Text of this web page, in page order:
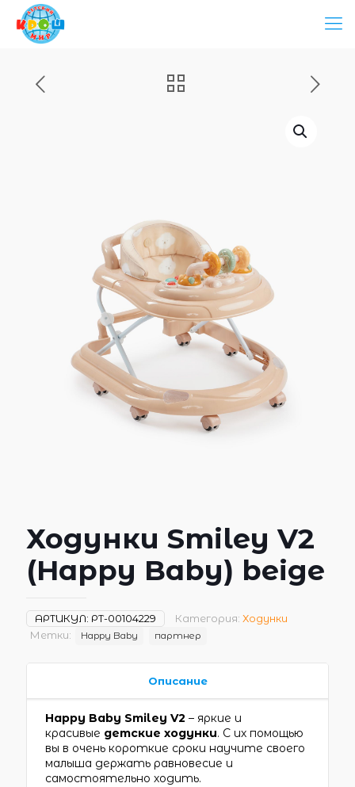
Ходунки Smiley V2
(Happy Baby) beige
АРТИКУЛ: РТ-00104229 Категория: Ходунки
Метки:
Happy Baby партнер
Описание
Happy Baby Smiley V2 – яркие и
красивые детские ходунки. С их помощью
вы в очень короткие сроки научите своего
малыша держать равновесие и
самостоятельно ходить.